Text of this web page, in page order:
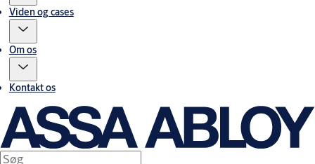
Viden og cases
Om os
Kontakt os